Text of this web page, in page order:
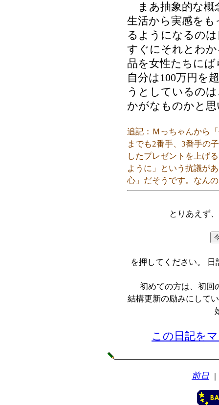
まあ抽象的な概
生活から実感を
るようになるの
すぐにそれとわ
品を女性たちに
自分は100万円を
うとしているの
かがなものかと
追記：Ｍっちゃんから
までも2番手、3番手の
したプレゼントを上げ
ように」という抗議が
心」だそうです。なん
とりあえず
を押してください。
初めての方は、初回
結構更新の励みにして
この日記を
前日